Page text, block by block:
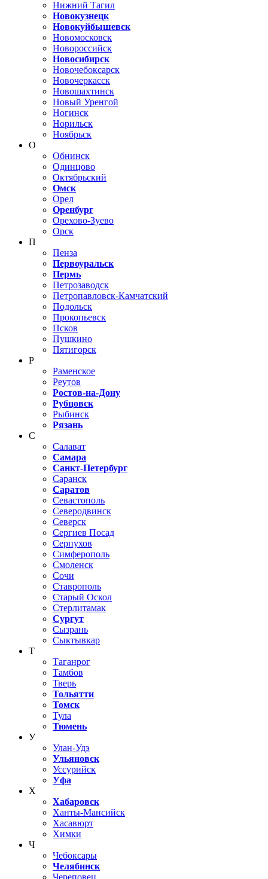
Нижний Тагил
Новокузнецк
Новокуйбышевск
Новомосковск
Новороссийск
Новосибирск
Новочебоксарск
Новочеркасск
Новошахтинск
Новый Уренгой
Ногинск
Норильск
Ноябрьск
О
Обнинск
Одинцово
Октябрьский
Омск
Орел
Оренбург
Орехово-Зуево
Орск
П
Пенза
Первоуральск
Пермь
Петрозаводск
Петропавловск-Камчатский
Подольск
Прокопьевск
Псков
Пушкино
Пятигорск
Р
Раменское
Реутов
Ростов-на-Дону
Рубцовск
Рыбинск
Рязань
С
Салават
Самара
Санкт-Петербург
Саранск
Саратов
Севастополь
Северодвинск
Северск
Сергиев Посад
Серпухов
Симферополь
Смоленск
Сочи
Ставрополь
Старый Оскол
Стерлитамак
Сургут
Сызрань
Сыктывкар
Т
Таганрог
Тамбов
Тверь
Тольятти
Томск
Тула
Тюмень
У
Улан-Удэ
Ульяновск
Уссурийск
Уфа
Х
Хабаровск
Ханты-Мансийск
Хасавюрт
Химки
Ч
Чебоксары
Челябинск